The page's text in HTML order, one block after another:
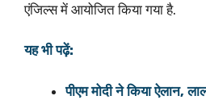
एंजिल्स में आयोजित किया गया है.
यह भी पढ़ें:
पीएम मोदी ने किया ऐलान,